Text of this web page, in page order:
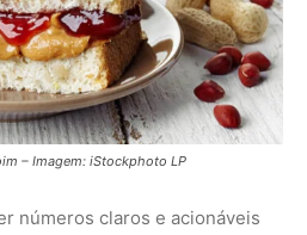
mas divertidas, como um
quando.”
ficar estressado com cada
na boca, o estresse
valioso da sua vida.